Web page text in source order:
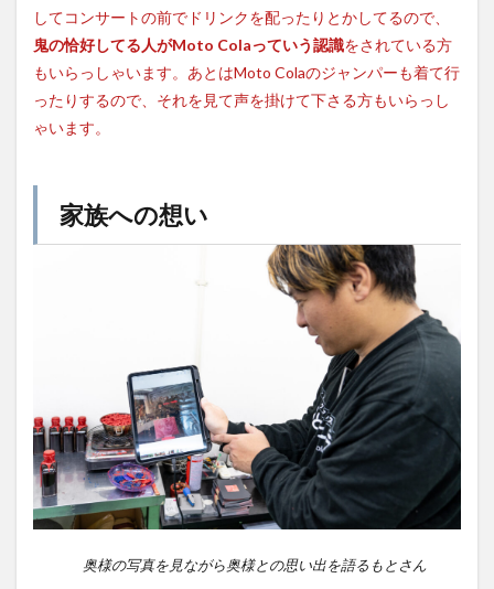
してコンサートの前でドリンクを配ったりとかしてるので、
鬼の恰好してる人がMoto Colaっていう認識をされている方
もいらっしゃいます。あとはMoto Colaのジャンパーも着て行
ったりするので、それを見て声を掛けて下さる方もいらっし
ゃいます。
家族への想い
奥様の写真を見ながら奥様との思い出を語るもとさん